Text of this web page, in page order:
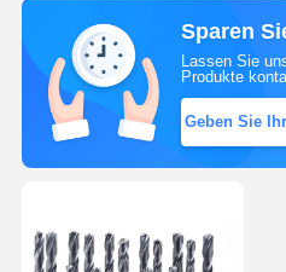
Sparen
Lassen Sie
Produkte
Geben Sie